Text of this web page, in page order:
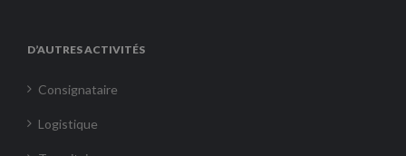
D’AUTRES ACTIVITÉS
Consignataire
Logistique